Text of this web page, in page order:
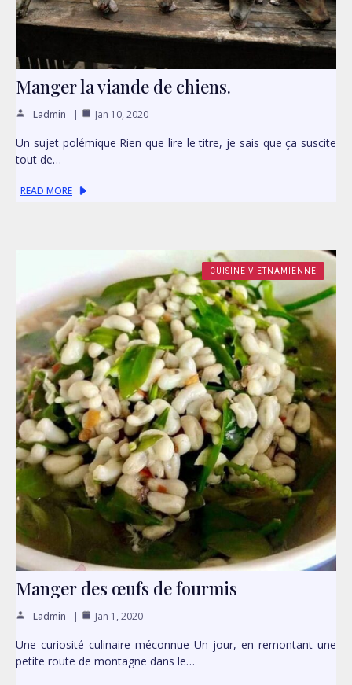
Manger la viande de chiens.
Ladmin Jan 10, 2020
Un sujet polémique Rien que lire le titre, je sais que ça suscite
tout de…
READ MORE
CUISINE VIETNAMIENNE
Manger des œufs de fourmis
Ladmin Jan 1, 2020
Une curiosité culinaire méconnue Un jour, en remontant une
petite route de montagne dans le…